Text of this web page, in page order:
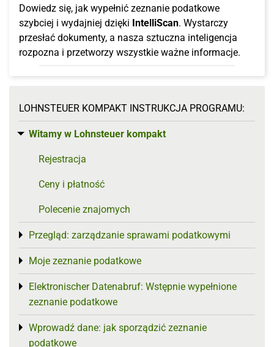
Dowiedz się, jak wypełnić zeznanie podatkowe
szybciej i wydajniej dzięki IntelliScan. Wystarczy
przesłać dokumenty, a nasza sztuczna inteligencja
rozpozna i przetworzy wszystkie ważne informacje.
LOHNSTEUER KOMPAKT INSTRUKCJA PROGRAMU:
Witamy w Lohnsteuer kompakt
Toggle menu
Rejestracja
Ceny i płatność
Polecenie znajomych
Przegląd: zarządzanie sprawami podatkowymi
Toggle menu
Moje zeznanie podatkowe
Toggle menu
Elektronischer Datenabruf: Wstępnie wypełnione
zeznanie podatkowe
Toggle menu
Wprowadź dane: jak sporządzić zeznanie
podatkowe
Toggle menu